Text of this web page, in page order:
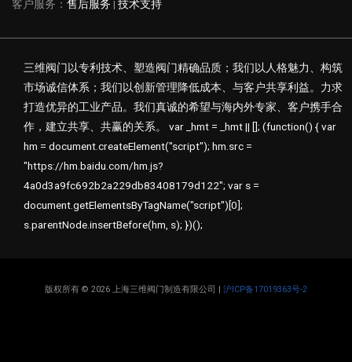
客户服务： 售后服务 | 技术支持
三维阀门以专利技术、塑造阀门精确品质；我们以人格魅力、构筑
市场诚信体系；我们以创新管理降低成本、与客户共享利益。力求
打造优异的工业产品。我们真诚的希望与海内外专家、客户携手合
作，建立共享、共赢的关系。 var _hmt = _hmt || []; (function() { var
hm = document.createElement("script"); hm.src =
"https://hm.baidu.com/hm.js?
4a0d3a9fc692b2a229db83408179d122"; var s =
document.getElementsByTagName("script")[0];
s.parentNode.insertBefore(hm, s); })();
版权所有 © 2026 上海三维阀门制造有限公司 | 沪ICP备17019363号-2